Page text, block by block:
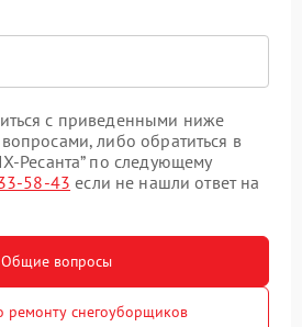
с приведенными ниже
либо обратиться в
Ресанта” по следующему
58-43 если не нашли ответ на
Общие вопросы
ремонту снегоуборщиков